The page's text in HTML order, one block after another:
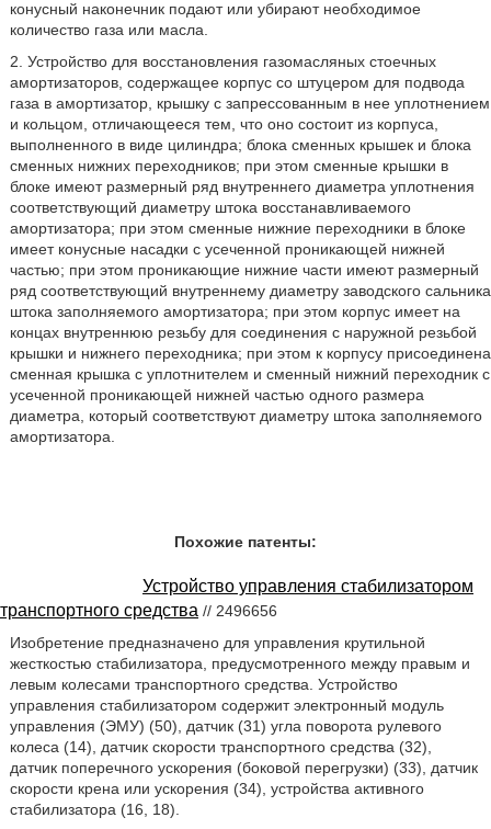
конусный наконечник подают или убирают необходимое
количество газа или масла.
2. Устройство для восстановления газомасляных стоечных
амортизаторов, содержащее корпус со штуцером для подвода
газа в амортизатор, крышку с запрессованным в нее уплотнением
и кольцом, отличающееся тем, что оно состоит из корпуса,
выполненного в виде цилиндра; блока сменных крышек и блока
сменных нижних переходников; при этом сменные крышки в
блоке имеют размерный ряд внутреннего диаметра уплотнения
соответствующий диаметру штока восстанавливаемого
амортизатора; при этом сменные нижние переходники в блоке
имеет конусные насадки с усеченной проникающей нижней
частью; при этом проникающие нижние части имеют размерный
ряд соответствующий внутреннему диаметру заводского сальника
штока заполняемого амортизатора; при этом корпус имеет на
концах внутреннюю резьбу для соединения с наружной резьбой
крышки и нижнего переходника; при этом к корпусу присоединена
сменная крышка с уплотнителем и сменный нижний переходник с
усеченной проникающей нижней частью одного размера
диаметра, который соответствуют диаметру штока заполняемого
амортизатора.
Похожие патенты:
Устройство управления стабилизатором
транспортного средства // 2496656
Изобретение предназначено для управления крутильной
жесткостью стабилизатора, предусмотренного между правым и
левым колесами транспортного средства. Устройство
управления стабилизатором содержит электронный модуль
управления (ЭМУ) (50), датчик (31) угла поворота рулевого
колеса (14), датчик скорости транспортного средства (32),
датчик поперечного ускорения (боковой перегрузки) (33), датчик
скорости крена или ускорения (34), устройства активного
стабилизатора (16, 18).